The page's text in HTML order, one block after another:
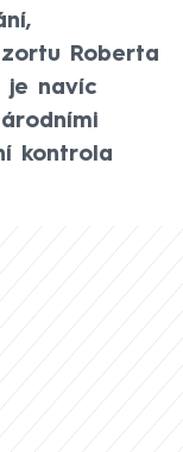
Roberta
je navíc
kontrola